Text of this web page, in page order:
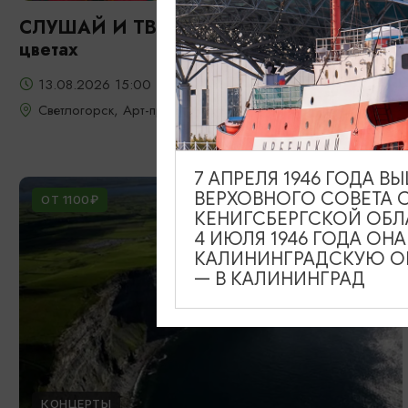
СЛУШАЙ И ТВОРИ: Фрида: портрет в
цветах
13.08.2026 15:00
Светлогорск, Арт-пространство «Янтарь-холл»
ОТ 1100₽
КОНЦЕРТЫ
7 АПРЕЛЯ 1946 ГОДА
ВЕРХОВНОГО СОВЕТА
КЕНИГСБЕРГСКОЙ
4 ИЮЛЯ 1946 ГОДА
КАЛИНИНГРАДСКУЮ
— В КАЛИНИНГРАД